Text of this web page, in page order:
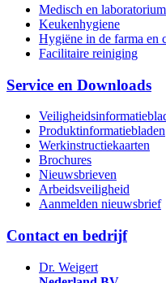
Medisch en
Keukenhygiene
Hygiëne in de farma en
Facilitaire reiniging
Service en Downloads
Produktinformatiebladen
Werkinstructiekaarten
Brochures
Nieuwsbrieven
Arbeidsveiligheid
Aanmelden nieuwsbrief
Contact en bedrijf
Dr. Weigert